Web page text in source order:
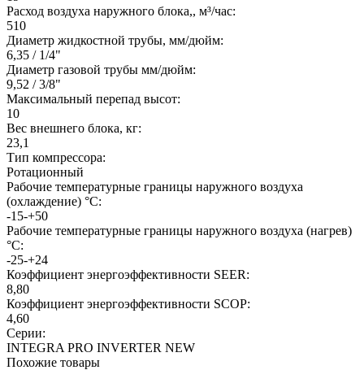
Расход воздуха наружного блока,, м³/час:
510
Диаметр жидкостной трубы, мм/дюйм:
6,35 / 1/4"
Диаметр газовой трубы мм/дюйм:
9,52 / 3/8"
Максимальный перепад высот:
10
Вес внешнего блока, кг:
23,1
Тип компрессора:
Ротационный
Рабочие температурные границы наружного воздуха
(охлаждение) °C:
-15-+50
Рабочие температурные границы наружного воздуха (нагрев)
°C:
-25-+24
Коэффициент энергоэффективности SEER:
8,80
Коэффициент энергоэффективности SCOP:
4,60
Серии:
INTEGRA PRO INVERTER NEW
Похожие товары